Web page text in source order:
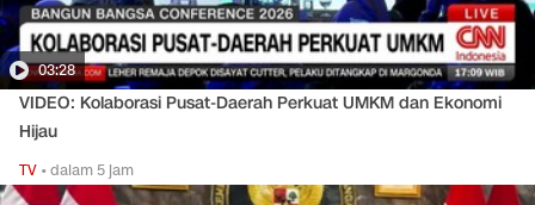
03:28
VIDEO: Kolaborasi Pusat-Daerah Perkuat UMKM dan Ekonomi
Hijau
TV •dalam 5 jam